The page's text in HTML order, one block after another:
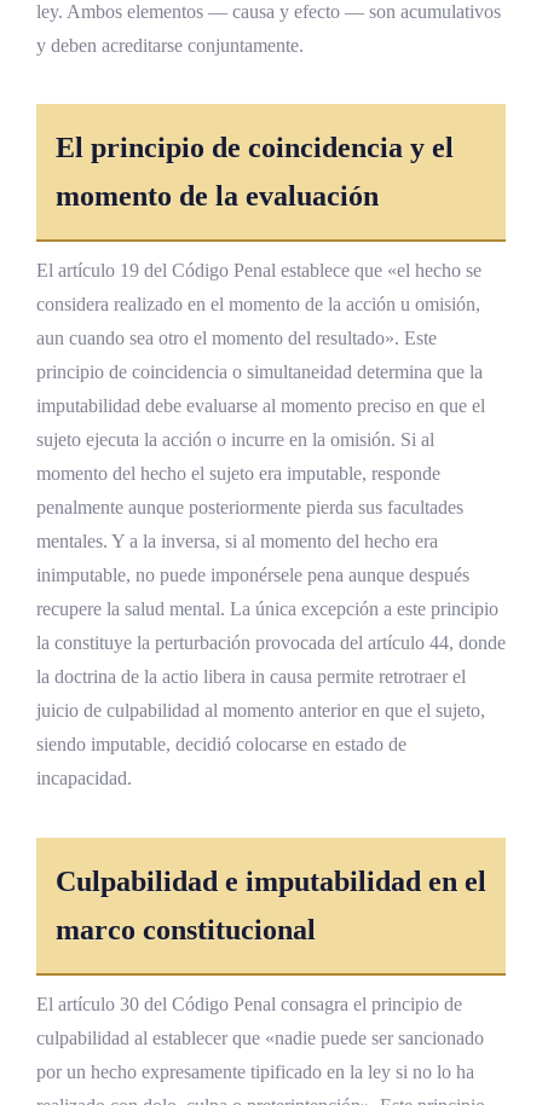
causa
La tensión con el principio de
Análisis Jurisprudencial
pericial
Garantías constitucionales para inimputables
Constitucionalidad de la duración
indeterminada
Impacto en Costa Rica
Realidad institucional y desafíos materiales
Evolución hacia el modelo comunitario
Papel del Instituto de Criminología
Análisis Comparado
Modelo español y el límite de duración
Desafíos y Perspectivas
Actualización terminológica y normativa
Condiciones materiales de cumplimiento
ley. Ambos elementos — causa y efecto — son acumulativos
y deben acreditarse conjuntamente.
El principio de coincidencia y el
momento de la evaluación
El artículo 19 del Código Penal establece que «el hecho se
considera realizado en el momento de la acción u omisión,
aun cuando sea otro el momento del resultado». Este
principio de coincidencia o simultaneidad determina que la
imputabilidad debe evaluarse al momento preciso en que el
sujeto ejecuta la acción o incurre en la omisión. Si al
momento del hecho el sujeto era imputable, responde
penalmente aunque posteriormente pierda sus facultades
mentales. Y a la inversa, si al momento del hecho era
inimputable, no puede imponérsele pena aunque después
recupere la salud mental. La única excepción a este principio
la constituye la perturbación provocada del artículo 44, donde
la doctrina de la actio libera in causa permite retrotraer el
juicio de culpabilidad al momento anterior en que el sujeto,
siendo imputable, decidió colocarse en estado de
incapacidad.
Culpabilidad e imputabilidad en el
marco constitucional
El artículo 30 del Código Penal consagra el principio de
culpabilidad al establecer que «nadie puede ser sancionado
por un hecho expresamente tipificado en la ley si no lo ha